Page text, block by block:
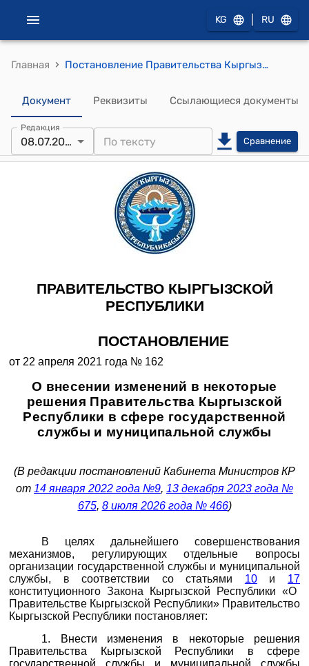
KG RU
Главная › Постановление Правительства Кыргызской Республики от 22 апреля 2021 года № 162 "О внесении изменений в некоторые решения Правительства Кыргызской Республики в сфере государственной службы и муниципальной службы"
Документ Реквизиты Ссылающиеся документы
Редакция
08.07.2026 Сравнение